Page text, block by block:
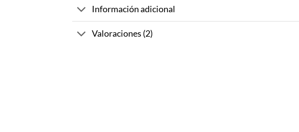
Información adicional
Valoraciones (2)